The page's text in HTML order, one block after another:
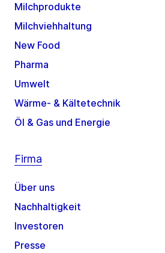
Milchprodukte
Milchviehhaltung
New Food
Pharma
Umwelt
Wärme- & Kältetechnik
Öl & Gas und Energie
Firma
Über uns
Nachhaltigkeit
Investoren
Presse